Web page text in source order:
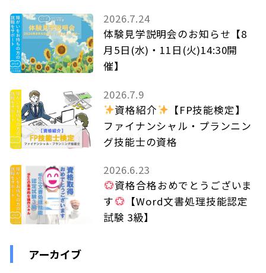
2026.7.24
体験見学説明会のお知らせ【8
月5日(水)・11日(火)14:30開
催】
2026.7.9
資格紹介
【FP技能検定】
ファイナンシャル・プランニン
グ技能士の資格
2026.6.23
資格合格おめでとうございま
す
【Word文書処理技能認定
試験 3級】
アーカイブ